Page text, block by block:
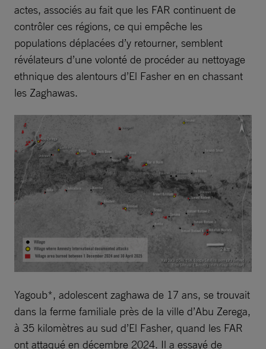
actes, associés au fait que les FAR continuent de
contrôler ces régions, ce qui empêche les
populations déplacées d’y retourner, semblent
révélateurs d’une volonté de procéder au nettoyage
ethnique des alentours d’El Fasher en en chassant
les Zaghawas.
Yagoub*, adolescent zaghawa de 17 ans, se trouvait
dans la ferme familiale près de la ville d’Abu Zerega,
à 35 kilomètres au sud d’El Fasher, quand les FAR
ont attaqué en décembre 2024. Il a essayé de